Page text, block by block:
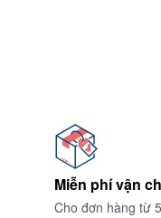
Miễn phí vận
Cho đơn hàng từ